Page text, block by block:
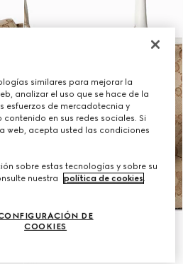
similares para mejorar la
analizar el uso que se hace de la
esfuerzos de mercadotecnia y
en sus redes sociales. Si
web, acepta usted las condiciones
sobre estas tecnologías y sobre su
nuestra
política de cookies
DE
COOKIES